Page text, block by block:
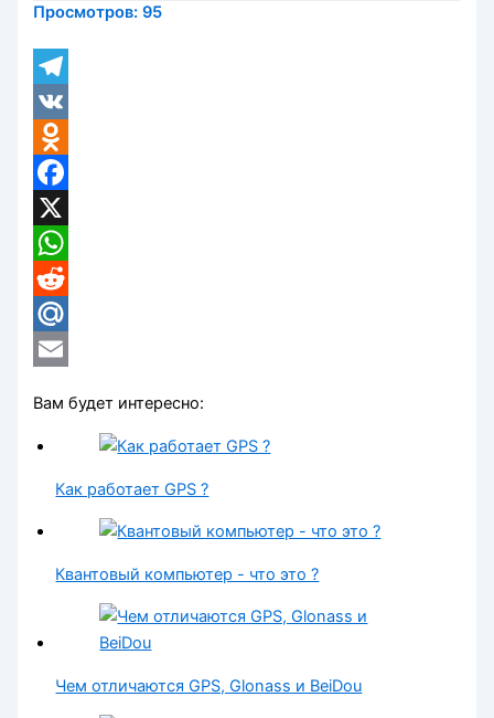
Просмотров: 95
Telegram
VK
Odnoklassniki
Facebook
X
WhatsApp
Reddit
Mail.Ru
Вам будет интересно:
Как работает GPS ?
Квантовый компьютер - что это ?
Чем отличаются GPS, Glonass и BeiDou